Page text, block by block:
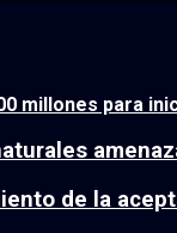
millones para
de la